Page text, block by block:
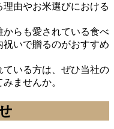
由やお米選びにおける
らも愛されている食べ
いで贈るのがおすすめ
いる方は、ぜひ当社の
ませんか。